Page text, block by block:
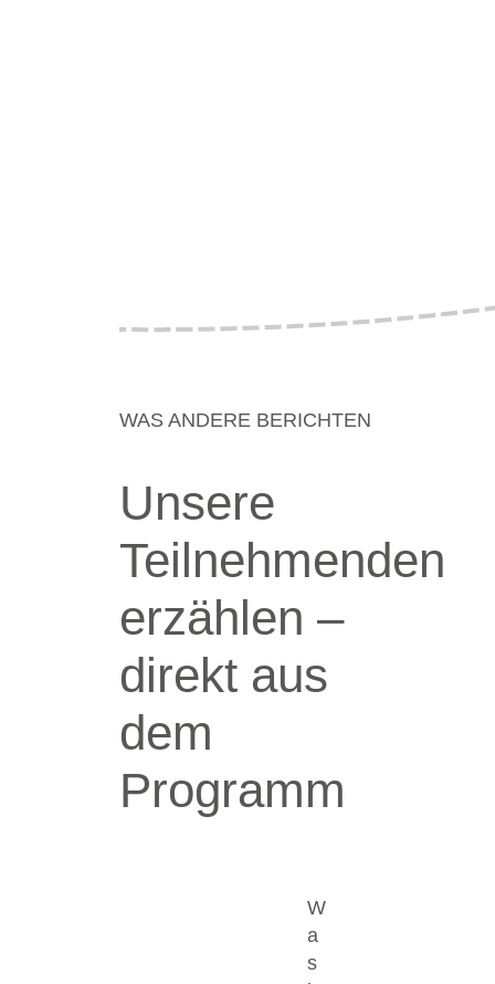
WAS ANDERE BERICHTEN
Unsere
Teilnehmenden
erzählen –
direkt aus
dem
Programm
W
a
s